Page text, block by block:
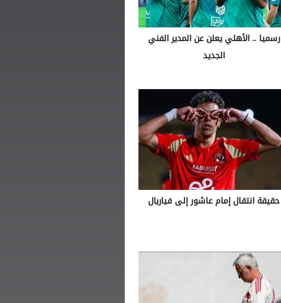
رسميا .. الأهلي يعلن عن المدير الفني
الجديد
حقيقة انتقال إمام عاشور إلى فياريال